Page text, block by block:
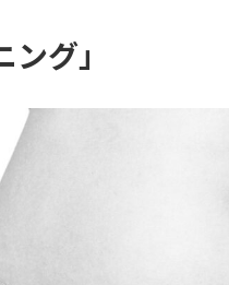
グ」